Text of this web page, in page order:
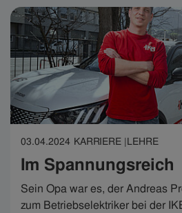
03.04.2024 KARRIERE |LEHRE
Im Spannungsreich
Sein Opa war es, der Andreas
zum Betriebselektriker bei der